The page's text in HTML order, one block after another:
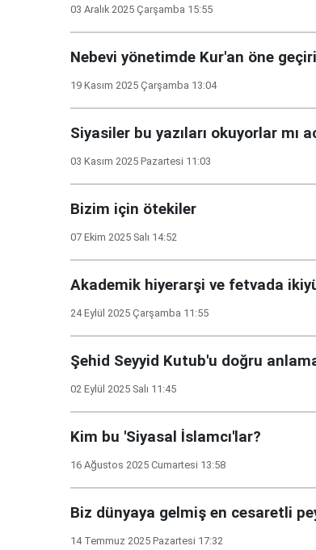
03 Aralık 2025 Çarşamba 15:55
Nebevi yönetimde Kur'an öne
19 Kasım 2025 Çarşamba 13:04
Siyasiler bu yazıları okuyorlar mı
03 Kasım 2025 Pazartesi 11:03
Bizim için ötekiler
07 Ekim 2025 Salı 14:52
Akademik hiyerarşi ve fetvada
24 Eylül 2025 Çarşamba 11:55
Şehid Seyyid Kutub'u doğru
02 Eylül 2025 Salı 11:45
Kim bu 'Siyasal İslamcı'lar?
16 Ağustos 2025 Cumartesi 13:58
Biz dünyaya gelmiş en cesaretli
14 Temmuz 2025 Pazartesi 17:32